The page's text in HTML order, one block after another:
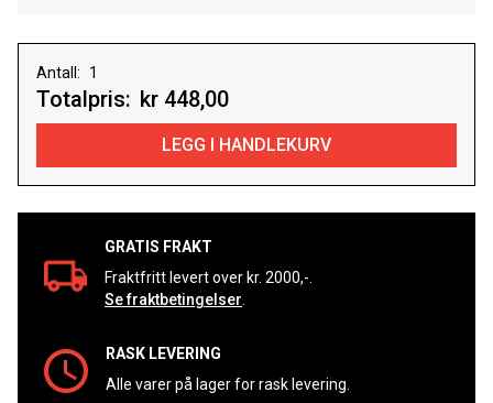
Antall:
Totalpris: kr 448,00
GRATIS FRAKT
Fraktfritt levert over kr. 2000,-.
Se fraktbetingelser
RASK LEVERING
Alle varer på lager for rask levering.